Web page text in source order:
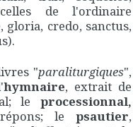
de l'ordinaire
gloria, credo, sanctus,
"paraliturgiques",
hymnaire, extrait de
le processionnal,
le psautier,